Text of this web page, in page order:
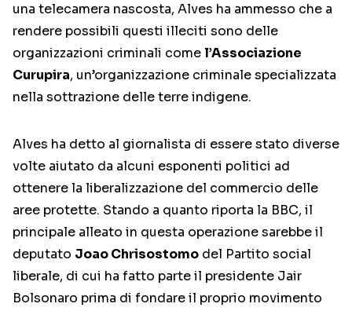
una telecamera nascosta, Alves ha ammesso che a
rendere possibili questi illeciti sono delle
organizzazioni criminali come l’Associazione
Curupira, un’organizzazione criminale specializzata
nella sottrazione delle terre indigene.
Alves ha detto al giornalista di essere stato diverse
volte aiutato da alcuni esponenti politici ad
ottenere la liberalizzazione del commercio delle
aree protette. Stando a quanto riporta la BBC, il
principale alleato in questa operazione sarebbe il
deputato Joao Chrisostomo del Partito social
liberale, di cui ha fatto parte il presidente Jair
Bolsonaro prima di fondare il proprio movimento